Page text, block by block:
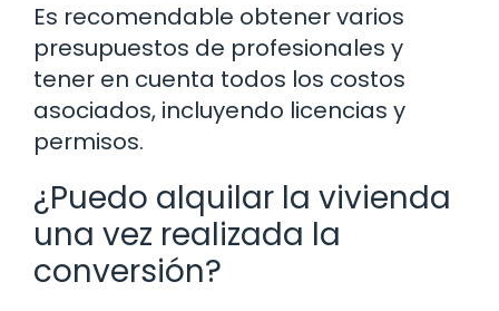
Es recomendable obtener varios
presupuestos de profesionales y
tener en cuenta todos los costos
asociados, incluyendo licencias y
permisos.
¿Puedo alquilar la vivienda
una vez realizada la
conversión?